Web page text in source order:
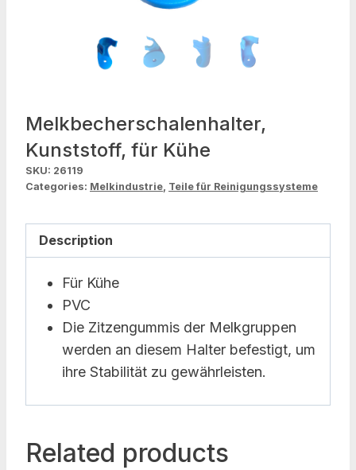
Melkbecherschalenhalter,
Kunststoff, für Kühe
SKU: 26119
Categories: Melkindustrie, Teile für Reinigungssysteme
Description
Für Kühe
PVC
Die Zitzengummis der Melkgruppen
werden an diesem Halter befestigt, um
ihre Stabilität zu gewährleisten.
Related products